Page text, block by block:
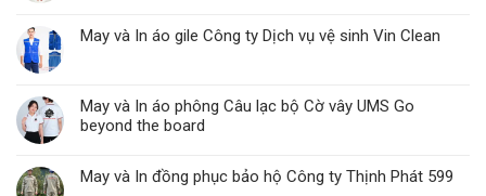
May và In áo gile Công ty Dịch vụ vệ sinh Vin Clean
May và In áo phông Câu lạc bộ Cờ vây UMS Go
beyond the board
May và In đồng phục bảo hộ Công ty Thịnh Phát 599